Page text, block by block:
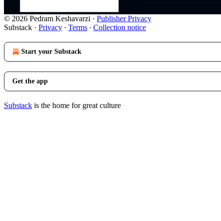
© 2026 Pedram Keshavarzi · Publisher Privacy
Substack · Privacy ∙ Terms ∙ Collection notice
Start your Substack
Get the app
Substack is the home for great culture